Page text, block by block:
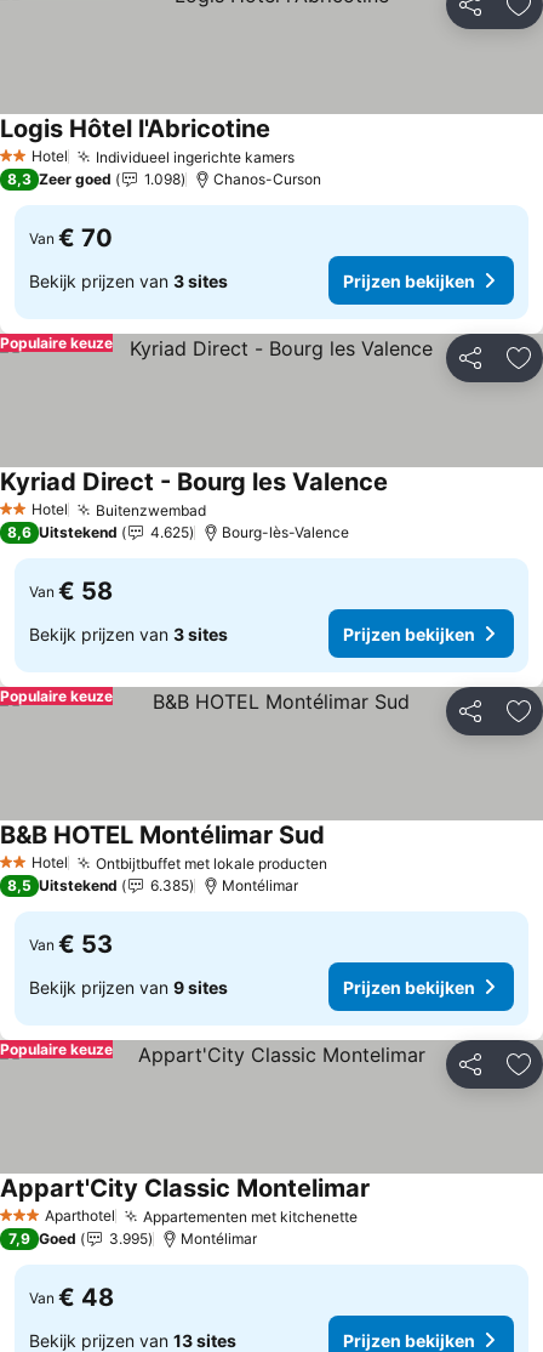
Delen
2 Sterren
Hotel Individueel ingerichte kamersPrijzen bekijken
Logis Hôtel l'Abricotine
8,3 Zeer goed 1.098 Chanos-Curson
Van € 70
Bekijk prijzen van 3 sites Prijzen bekijken
Delen
Populaire keuze
2 Sterren
Hotel BuitenzwembadPrijzen bekijken
Kyriad Direct - Bourg les Valence
8,6 Uitstekend 4.625 Bourg-lès-Valence
Van € 58
Bekijk prijzen van 3 sites Prijzen bekijken
Delen
Populaire keuze
2 Sterren
Hotel Ontbijtbuffet met lokale producten
B&B HOTEL Montélimar Sud
8,5 Uitstekend 6.385 Montélimar
Van € 53
Bekijk prijzen van 9 sites Prijzen bekijken
Delen
Populaire keuze
3 SterrenAparthotel Appartementen met kitchenettePrijzen bekijken
Appart'City Classic Montelimar
7,9 Goed 3.995 Montélimar
Van € 48
Bekijk prijzen van 13 sites Prijzen bekijken